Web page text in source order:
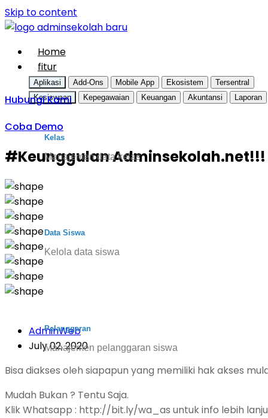
Skip to content
Home
fitur
Aplikasi Add-Ons Mobile App Ekosistem
Tersentral
Kesiswaan
Kepegawaian Keuangan Akuntansi Laporan
Kelas
Manajemen data kelas
Data Siswa
Kelola data siswa
Pelanggaran
Manajemen pelanggaran siswa
Hubungi Kami
Coba Demo
#Keunggulan Adminsekolah.net!!!
AdminWeb
July 02, 2020
Bisa diakses oleh siapapun yang memiliki hak akses
Mudah Bukan ? Tentu Saja.
Klik Whatsapp : http://bit.ly/wa_as untuk info lebih